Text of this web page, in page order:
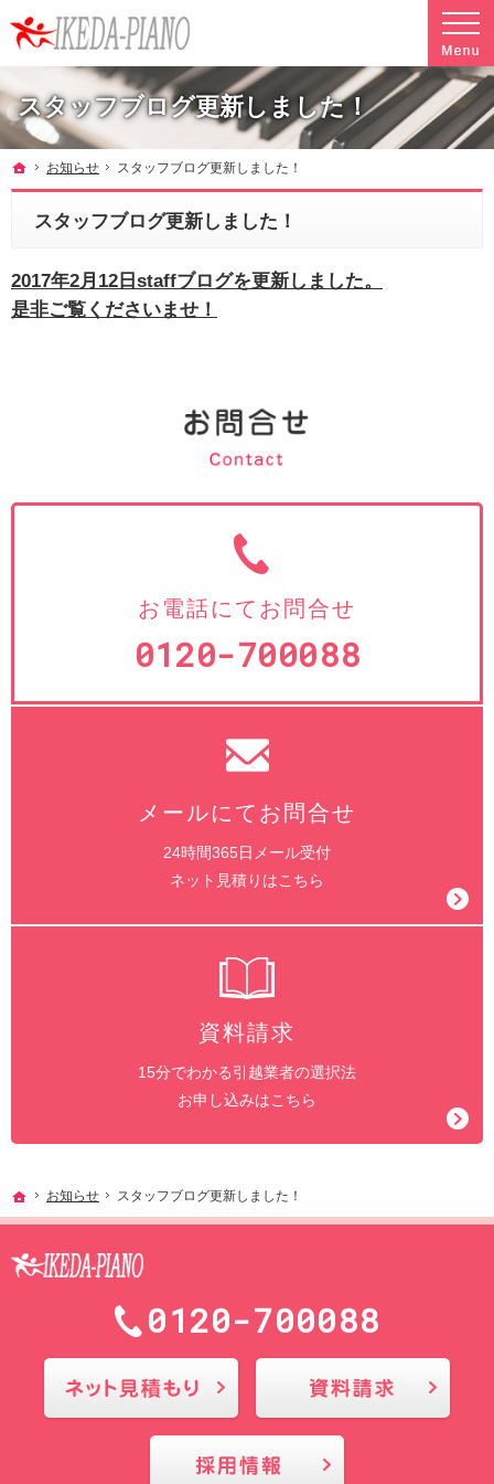
スタッフブログ更新しました！
調律やクリーニングも行っています。ピアノ引越し・運搬・配送なら料金も魅力の当社へ
ホーム
お知らせ スタッフブログ更新しました！
スタッフブログ更新しました！
2017年2月12日staffブログを更新しました。
是非ご覧くださいませ！
お電話にてお問合せ
0120-700088
メールにてお問合せ
24時間365日メール受付
ネット見積りはこちら
資料請求
15分でわかる引越業者の選択法
お申し込みはこちら
ホーム
お知らせ スタッフブログ更新しました！
0120-700088